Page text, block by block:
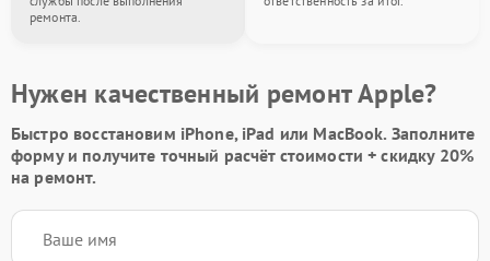
ремонта.
Нужен качественный ремонт Apple?
Быстро восстановим iPhone, iPad или MacBook. Заполните
формуи получите точный расчёт стоимости +скидку 20%
на ремонт.